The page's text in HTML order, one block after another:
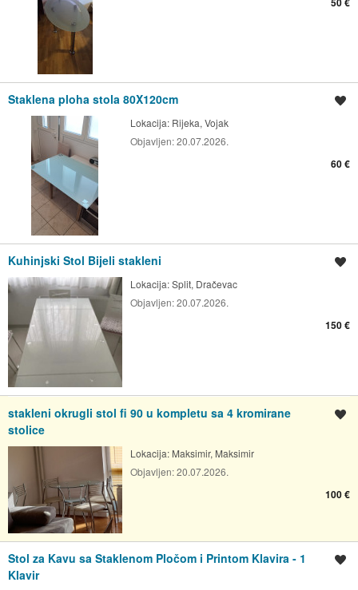
Staklena ploha stola 80X120cm
Lokacija: Rijeka, Vojak
Objavljen:20.07.2026.
60 €
Kuhinjski Stol Bijeli stakleni
Lokacija:Split, Dračevac
Objavljen:20.07.2026.
150 €
stakleni okrugli stol fi 90 u kompletu sa 4 kromirane
stolice
Lokacija: Maksimir, Maksimir
Objavljen:20.07.2026.
100 €
Stol za Kavu sa Staklenom Pločom i Printom Klavira - 1
Klavir